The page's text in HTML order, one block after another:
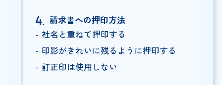
請求書への押印方法
社名と重ねて押印する
印影がきれいに残るように押印する
訂正印は使用しない